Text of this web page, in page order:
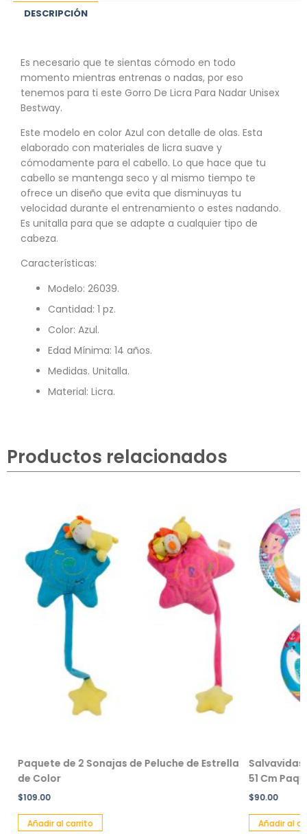
DESCRIPCIÓN
Es necesario que te sientas cómodo en todo
momento mientras entrenas o nadas, por eso
tenemos para ti este Gorro De Licra Para Nadar Unisex
Bestway.
Este modelo en color Azul con detalle de olas. Esta
elaborado con materiales de licra suave y
cómodamente para el cabello. Lo que hace que tu
cabello se mantenga seco y al mismo tiempo te
ofrece un diseño que evita que disminuyas tu
velocidad durante el entrenamiento o estes nadando.
Es unitalla para que se adapte a cualquier tipo de
cabeza.
Características:
Modelo: 26039.
Cantidad: 1 pz.
Color: Azul.
Edad Mínima: 14 años.
Medidas. Unitalla.
Material: Licra.
Productos relacionados
Paquete de 2 Sonajas de Peluche de Estrella
de Color
109.00
Añadir al carrito
Salvavidas
51 Cm
90.00
Añadir al